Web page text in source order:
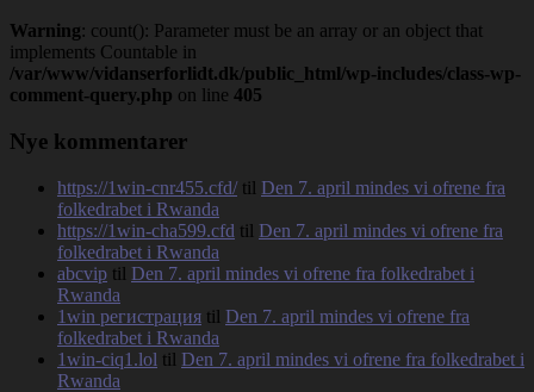
Warning: count(): Parameter must be an array or an object that
implements Countable in
/var/www/vidanserforlidt.dk/public_html/wp-includes/class-wp-
comment-query.php on line 405
Nye kommentarer
https://1win-cnr455.cfd/til Den 7. april mindes vi ofrene fra
folkedrabet i Rwanda
https://1win-cha599.cfd til Den 7. april mindes vi ofrene fra
folkedrabet i Rwanda
abcvip til Den 7. april mindes vi ofrene fra folkedrabet i
Rwanda
1win регистрация til Den 7. april mindes vi ofrene fra
folkedrabet i Rwanda
1win-ciq1.lol til Den 7. april mindes vi ofrene fra folkedrabet i
Rwanda